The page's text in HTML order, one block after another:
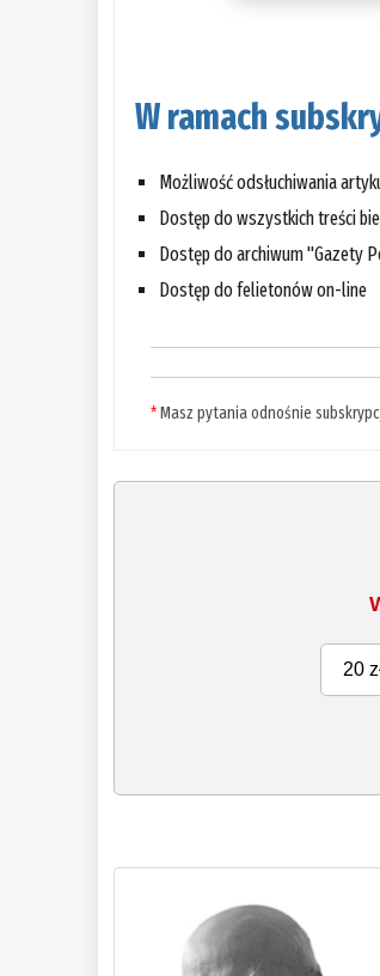
W ramach
Możliwość odsłuchiwania
Dostęp do wszystkich treści
Dostęp do archiwum "Gazety
Dostęp do felietonów on-line
*Masz pytania odnośnie
20